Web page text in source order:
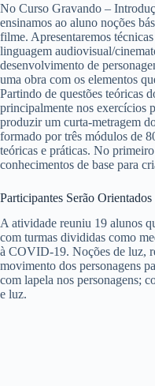
No Curso Gravando –
ensinamos ao aluno noções
filme. Apresentaremos
linguagem audiovisual/
desenvolvimento de
uma obra com os elementos
Partindo de questões teóricas
principalmente nos exercícios
produzir um curta-metragem
formado por três módulos de
teóricas e práticas. No
conhecimentos de base para
Participantes Serão
A atividade reuniu 19 alunos
com turmas divididas como
à COVID-19. Noções de luz,
movimento dos personagens
com lapela nos personagens;
e luz.